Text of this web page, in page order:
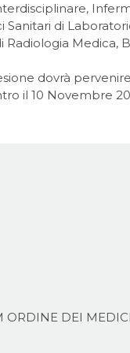
Sanitari di
Radiologia Medica,
dovrà
il 10 Novembre
ORDINE DEI MEDICI